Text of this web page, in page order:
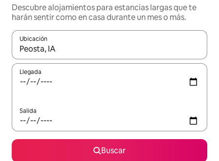
Descubre alojamientos para estancias largas que te
harán sentir como en casa durante un mes o más.
Ubicación
Cuando los resultados estén disponibles, podrás navegar
Llegada
Salida
Buscar